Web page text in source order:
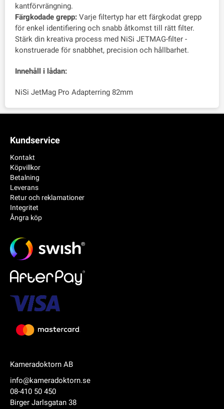
kantförvrängning.
Färgkodade grepp: Varje filtertyp har ett färgkodat grepp
för enkel identifiering och snabb åtkomst till rätt filter.
Stärk din kreativa process med NiSi JETMAG-filter -
konstruerade för snabbhet, precision och hållbarhet.
Innehåll i lådan:
NiSi JetMag Pro Adapterring 82mm
Kameradoktorn AB
info@kameradoktorn.se
08-410 50 450
Birger Jarlsgatan 38
Kundservice
Kontakt
Köpvillkor
Betalning
Leverans
Retur och reklamationer
Integritet
Ångra köp